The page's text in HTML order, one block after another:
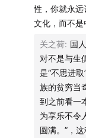
B站：忽左忽右
抖音：忽左忽右
性，你就永
文化，而不
关之荷: 国
对不是与生
是“不思进
族的贫穷当
到之前看一
为享乐不令
圆满。”，